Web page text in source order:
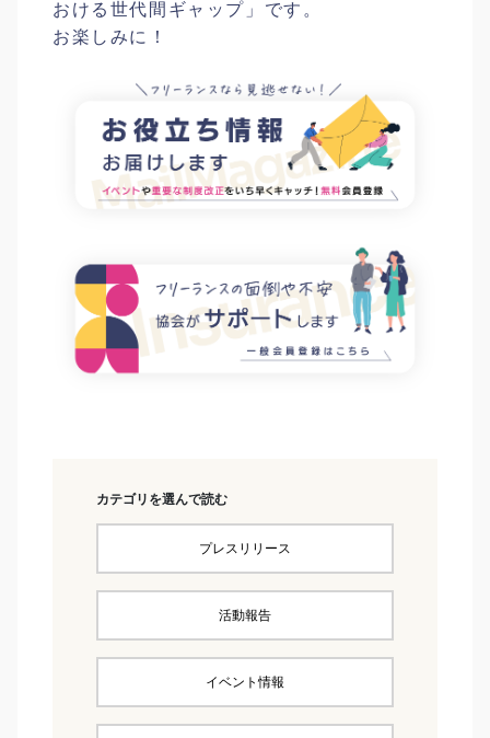
おける世代間ギャップ」です。
お楽しみに！
カテゴリを選んで読む
プレスリリース
活動報告
イベント情報